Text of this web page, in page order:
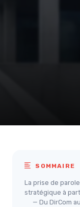
SOMMAIRE
La prise de
stratégique à
— Du DirCom